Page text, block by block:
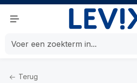
Terug
Home